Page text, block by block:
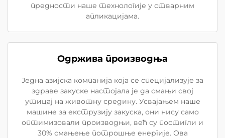
предности наше технологије у стварним
апликацијама.
Одржива производња
Једна азијска компанија која се специјализује за
здраве закуске настојала је да смањи свој
утицај на животну средину. Усвајањем наше
машине за екструзију закуска, они нису само
оптимизовали производњи, већ су постигли и
30% смањење потрошње енергије. Ова